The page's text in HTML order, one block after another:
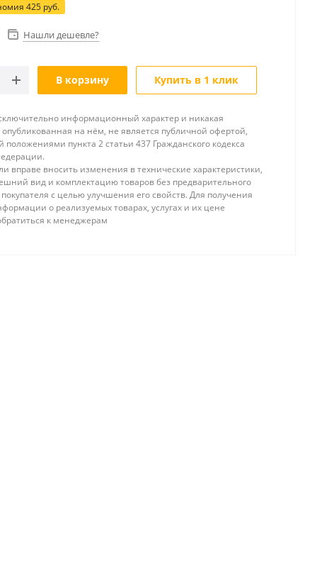
425 руб.
Нашли дешевле?
В корзину Купить в 1 клик
информационный характер и никакая
на нём, не является публичной офертой,
положениями пункта 2 статьи 437 Гражданского кодекса
вправе вносить изменения в технические характеристики,
вид и комплектацию товаров без предварительного
с целью улучшения его свойств. Для получения
о реализуемых товарах, услугах и их цене
к менеджерам